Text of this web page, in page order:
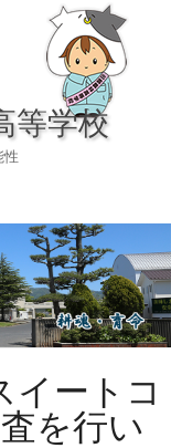
等学校
性
イートコ
を行い